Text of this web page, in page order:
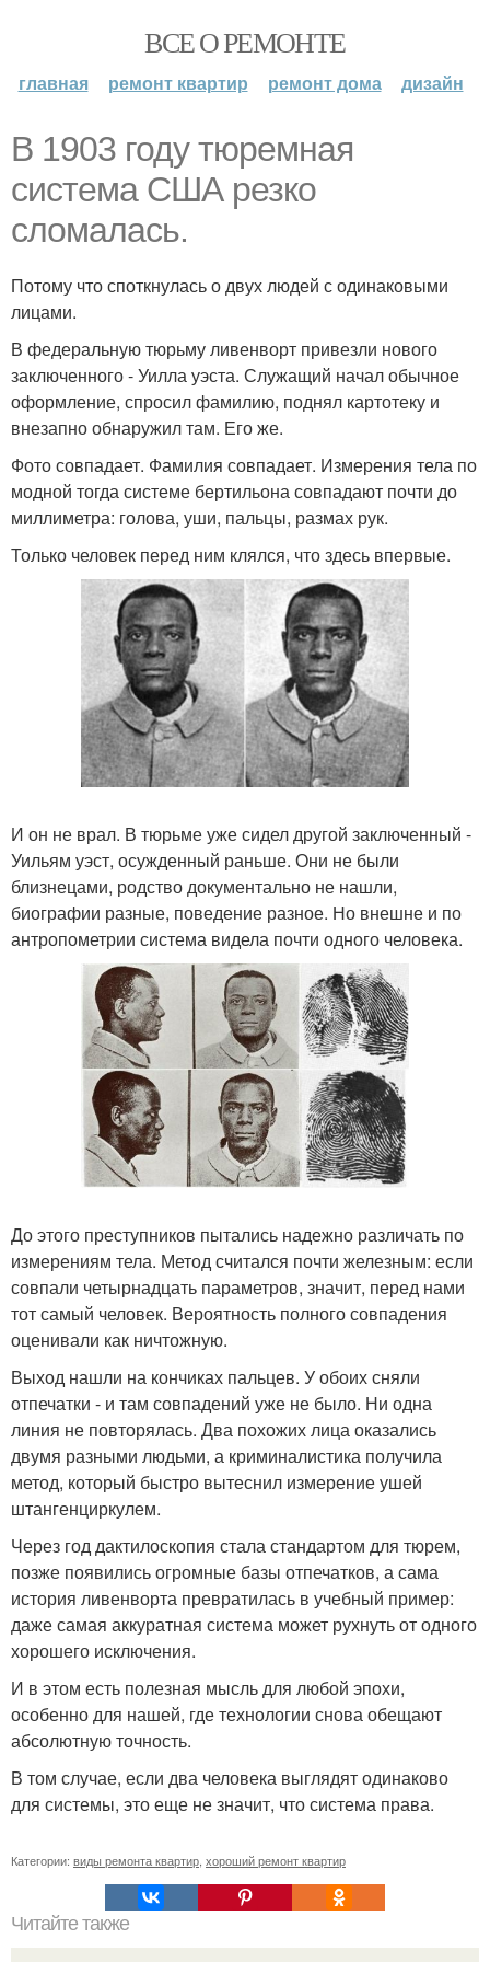
ВСЕ О РЕМОНТЕ
главная ремонт квартир ремонт дома дизайн
В 1903 году тюремная
система США резко
сломалась.
Потому что споткнулась о двух людей с одинаковыми
лицами.
В федеральную тюрьму ливенворт привезли нового
заключенного - Уилла уэста. Служащий начал обычное
оформление, спросил фамилию, поднял картотеку и
внезапно обнаружил там. Его же.
Фото совпадает. Фамилия совпадает. Измерения тела по
модной тогда системе бертильона совпадают почти до
миллиметра: голова, уши, пальцы, размах рук.
Только человек перед ним клялся, что здесь впервые.
И он не врал. В тюрьме уже сидел другой заключенный -
Уильям уэст, осужденный раньше. Они не были
близнецами, родство документально не нашли,
биографии разные, поведение разное. Но внешне и по
антропометрии система видела почти одного человека.
До этого преступников пытались надежно различать по
измерениям тела. Метод считался почти железным: если
совпали четырнадцать параметров, значит, перед нами
тот самый человек. Вероятность полного совпадения
оценивали как ничтожную.
Выход нашли на кончиках пальцев. У обоих сняли
отпечатки - и там совпадений уже не было. Ни одна
линия не повторялась. Два похожих лица оказались
двумя разными людьми, а криминалистика получила
метод, который быстро вытеснил измерение ушей
штангенциркулем.
Через год дактилоскопия стала стандартом для тюрем,
позже появились огромные базы отпечатков, а сама
история ливенворта превратилась в учебный пример:
даже самая аккуратная система может рухнуть от одного
хорошего исключения.
И в этом есть полезная мысль для любой эпохи,
особенно для нашей, где технологии снова обещают
абсолютную точность.
В том случае, если два человека выглядят одинаково
для системы, это еще не значит, что система права.
Категории: виды ремонта квартир хороший ремонт квартир
Читайте также